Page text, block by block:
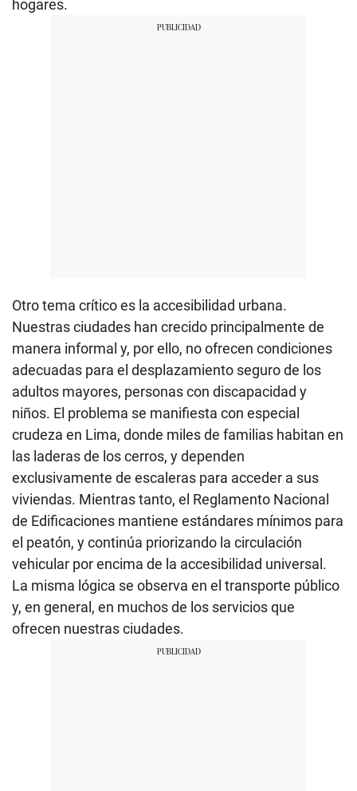
hogares.
Otro tema crítico es la accesibilidad urbana.
Nuestras ciudades han crecido principalmente de
manera informal y, por ello, no ofrecen condiciones
adecuadas para el desplazamiento seguro de los
adultos mayores, personas con discapacidad y
niños. El problema se manifiesta con especial
crudeza en Lima, donde miles de familias habitan en
las laderas de los cerros, y dependen
exclusivamente de escaleras para acceder a sus
viviendas. Mientras tanto, el Reglamento Nacional
de Edificaciones mantiene estándares mínimos para
el peatón, y continúa priorizando la circulación
vehicular por encima de la accesibilidad universal.
La misma lógica se observa en el transporte público
y, en general, en muchos de los servicios que
ofrecen nuestras ciudades.